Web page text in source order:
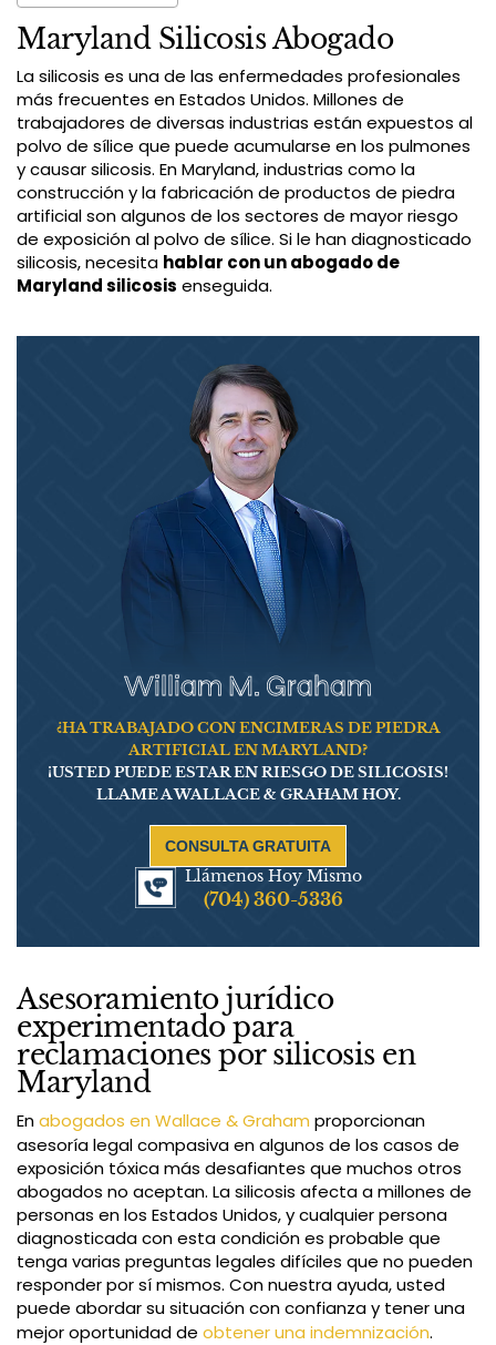
Maryland Silicosis Abogado
La silicosis es una de las enfermedades profesionales
más frecuentes en Estados Unidos. Millones de
trabajadores de diversas industrias están expuestos al
polvo de sílice que puede acumularse en los pulmones
y causar silicosis. En Maryland, industrias como la
construcción y la fabricación de productos de piedra
artificial son algunos de los sectores de mayor riesgo
de exposición al polvo de sílice. Si le han diagnosticado
silicosis, necesita hablar con un abogado de
Maryland silicosis enseguida.
William M. Graham
¿HA TRABAJADO CON ENCIMERAS DE PIEDRA
ARTIFICIAL EN MARYLAND?
¡USTED PUEDE ESTAR EN RIESGO DE SILICOSIS!
LLAME A WALLACE & GRAHAM HOY.
CONSULTA GRATUITA
Llámenos Hoy Mismo
(704) 360-5336
Asesoramiento jurídico
experimentado para
reclamaciones por silicosis en
Maryland
Enabogados en Wallace & Graham proporcionan
asesoría legal compasiva en algunos de los casos de
exposición tóxica más desafiantes que muchos otros
abogados no aceptan. La silicosis afecta a millones de
personas en los Estados Unidos, y cualquier persona
diagnosticada con esta condición es probable que
tenga varias preguntas legales difíciles que no pueden
responder por sí mismos. Con nuestra ayuda, usted
puede abordar su situación con confianza y tener una
mejor oportunidad de obtener una indemnización.